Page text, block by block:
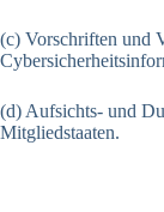
(c) Vorschriften und
(d) Aufsichts- und
Mitgliedstaaten.